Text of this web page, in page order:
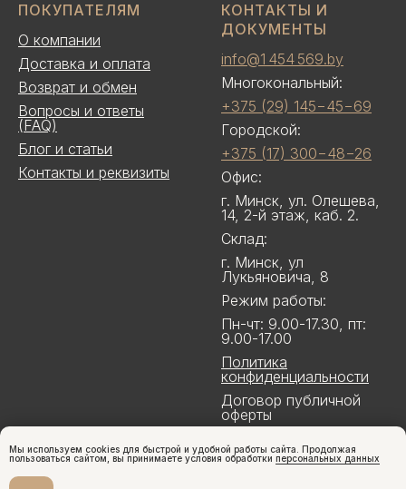
Мы используем cookies для быстрой и удобной работы сайта. Продолжая
пользоваться сайтом, вы принимаете условия обработки персональных данных
ПОКУПАТЕЛЯМ
О компании
Доставка и оплата
Возврат и обмен
Вопросы и ответы
(FAQ)
Блог и статьи
Контакты и реквизиты
КОНТАКТЫ И
ДОКУМЕНТЫ
info@1 454 569.by
Многокональный:
+375 (29) 145−45−69
Городской:
+375 (17) 300−48−26
Офис:
г. Минск, ул. Олешева,
14, 2-й этаж, каб. 2.
Склад:
г. Минск, ул
Лукьяновича, 8
Режим работы:
Пн-чт: 9.00-17.30, пт:
9.00-17.00
Политика
конфиденциальности
Договор публичной
оферты